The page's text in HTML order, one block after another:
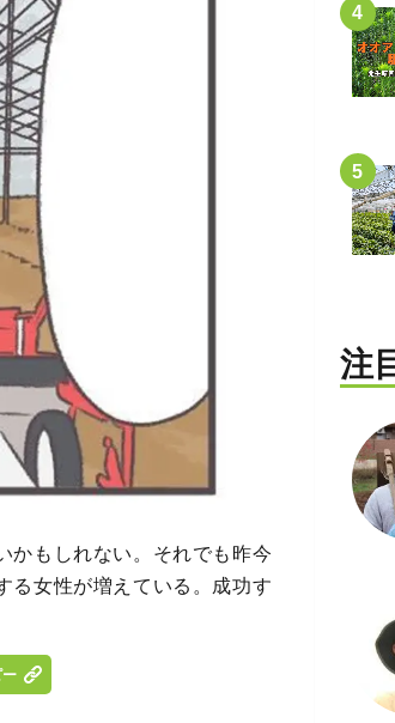
かもしれない。それでも昨今
る女性が増えている。成功す
注